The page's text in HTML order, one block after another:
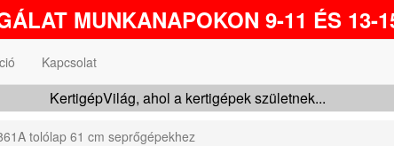
MUNKANAPOKON 9-11 ÉS 13-
Kapcsolat
KertigépVilág, ahol a kertigépek születnek...
tolólap 61 cm seprőgépekhez